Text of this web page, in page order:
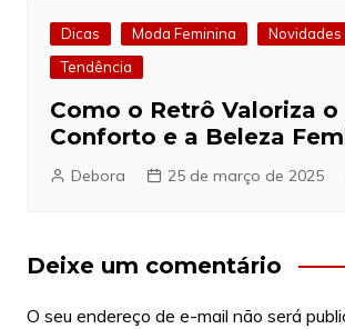
Dicas Moda Feminina
Novidades
Tendência
Como o Retrô Valoriza o
Conforto e a Beleza
Debora 25 de março de 2025
Deixe um comentário
O seu endereço de e-mail não será